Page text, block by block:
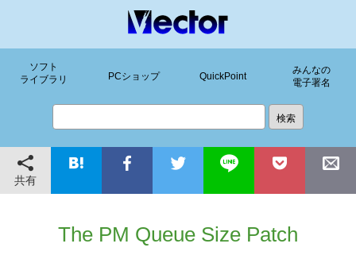
ソフト
ライブラリ
PCショップ QuickPoint
みんなの
電子署名
共有
The PM Queue Size Patch